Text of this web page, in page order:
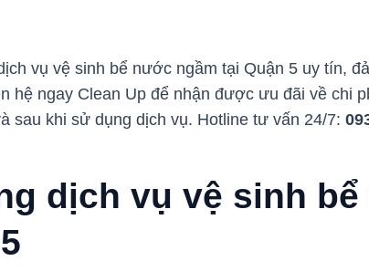
vụ vệ sinh bể nước ngầm tại Quận 5 uy tín,
hệ ngay Clean Up để nhận được ưu đãi về chi
sau khi sử dụng dịch vụ. Hotline tư vấn 24/7:
dịch vụ vệ sinh